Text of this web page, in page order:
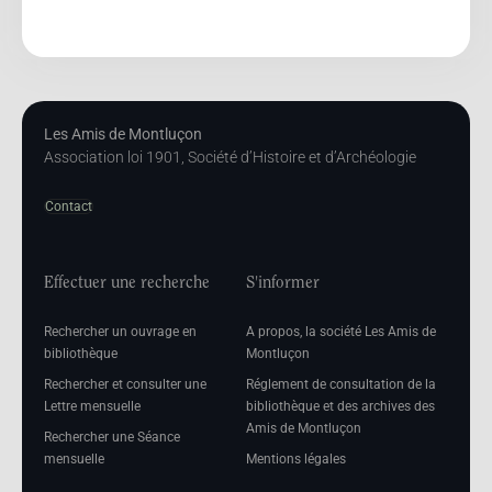
Les Amis de Montluçon
Association loi 1901, Société d’Histoire et d’Archéologie
Contact
Effectuer une recherche
Rechercher un ouvrage en
bibliothèque
Rechercher et consulter une
Lettre mensuelle
Rechercher une Séance
mensuelle
S'informer
A propos, la société Les Amis de
Montluçon
Réglement de consultation de la
bibliothèque et des archives des
Amis de Montluçon
Mentions légales